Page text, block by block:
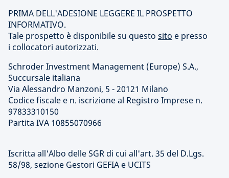
PRIMA DELL'ADESIONE LEGGERE IL PROSPETTO
INFORMATIVO.
Tale prospetto è disponibile su questo sito e presso
i collocatori autorizzati.
Schroder Investment Management (Europe) S.A.,
Succursale italiana
Via Alessandro Manzoni, 5 - 20121 Milano
Codice fiscale e n. iscrizione al Registro Imprese n.
97833310150
Partita IVA 10855070966
Iscritta all'Albo delle SGR di cui all'art. 35 del D.Lgs.
58/98, sezione Gestori GEFIA e UCITS